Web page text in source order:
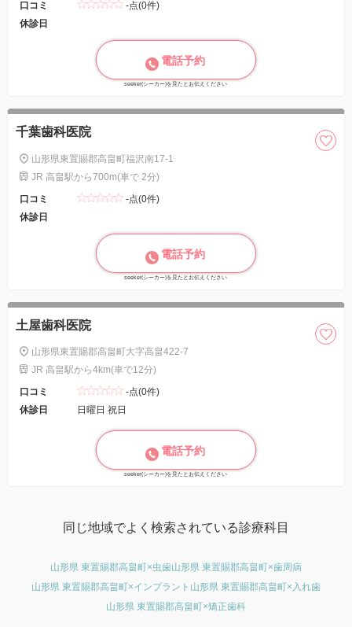
口コミ
-点(0件)
休診日
電話予約
seeker(シーカー)を見たとお伝えください
千葉歯科医院
山形県東置賜郡高畠町福沢南17-1
JR 高畠駅から700m(車で 2分)
口コミ
-点(0件)
休診日
電話予約
seeker(シーカー)を見たとお伝えください
土屋歯科医院
山形県東置賜郡高畠町大字高畠422-7
JR 高畠駅から4km(車で12分)
口コミ
-点(0件)
休診日
日曜日 祝日
電話予約
seeker(シーカー)を見たとお伝えください
同じ地域でよく検索されている診療科目
山形県 東置賜郡高畠町×虫歯山形県 東置賜郡高畠町×歯周病
山形県 東置賜郡高畠町×インプラント 山形県 東置賜郡高畠町×入れ歯
山形県 東置賜郡高畠町×矯正歯科